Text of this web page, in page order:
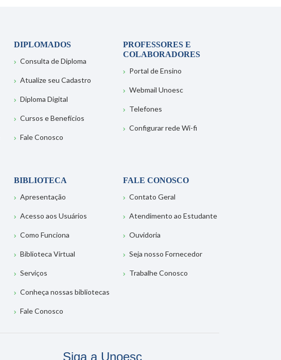
DIPLOMADOS
Consulta de Diploma
Atualize seu Cadastro
Diploma Digital
Cursos e Benefícios
Fale Conosco
PROFESSORES E
COLABORADORES
Portal de Ensino
Webmail Unoesc
Telefones
Configurar rede Wi-fi
BIBLIOTECA
Apresentação
Acesso aos Usuários
Como Funciona
Biblioteca Virtual
Serviços
Conheça nossas bibliotecas
Fale Conosco
FALE CONOSCO
Contato Geral
Atendimento ao Estudante
Ouvidoria
Seja nosso Fornecedor
Trabalhe Conosco
Siga a Unoesc